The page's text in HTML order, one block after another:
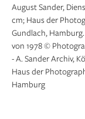
August Sander,
cm; Haus der
Gundlach,
von 1978 ©
- A. Sander Archiv,
Haus der
Hamburg
Katharina Bosse,
Haus der
Hamburg ©
Photographie /